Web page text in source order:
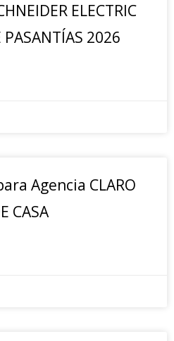
ELECTRIC
PASANTÍAS 2026
Agencia CLARO
CASA